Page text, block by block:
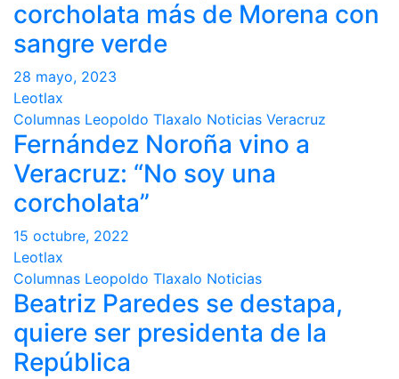
corcholata más de Morena con
sangre verde
28 mayo, 2023
Leotlax
Columnas Leopoldo Tlaxalo Noticias Veracruz
Fernández Noroña vino a
Veracruz: “No soy una
corcholata”
15 octubre, 2022
Leotlax
Columnas Leopoldo Tlaxalo Noticias
Beatriz Paredes se destapa,
quiere ser presidenta de la
República